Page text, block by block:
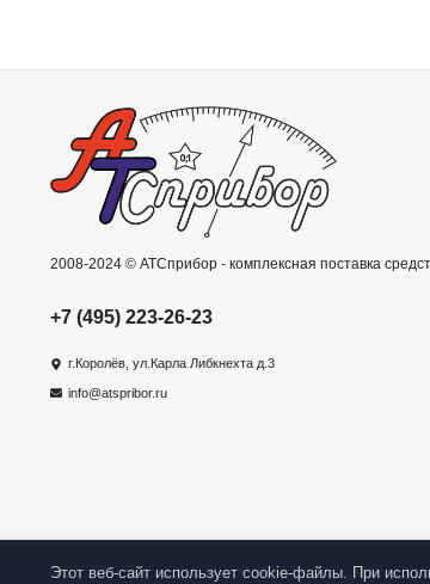
2008-2024 © АТСприбор - комплексная поставка
+7 (495) 223-26-23
г.Королёв, ул.Карла Либкнехта д.3
info@atspribor.ru
Этот веб-сайт использует cookie-файлы. При